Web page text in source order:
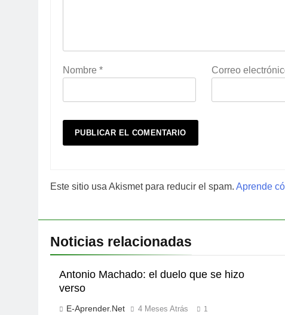
Nombre * Correo
Este sitio usa Akismet para reducir el spam. Aprende
Noticias relacionadas
Antonio Machado: el duelo que se hizo
verso
E-Aprender.net 4 Meses Atrás 1